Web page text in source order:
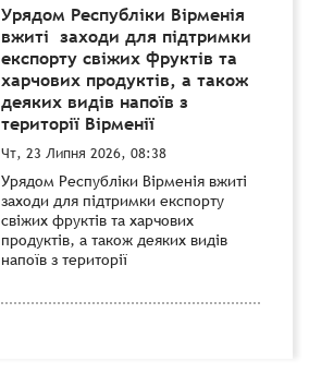
Урядом Республіки Вірменія
вжиті заходи для підтримки
експорту свіжих фруктів та
харчових продуктів, а також
деяких видів напоїв з
території Вірменії
Чт, 23 Липня 2026, 08:38
Урядом Республіки Вірменія вжиті
заходи для підтримки експорту
свіжих фруктів та харчових
продуктів, а також деяких видів
напоїв з території